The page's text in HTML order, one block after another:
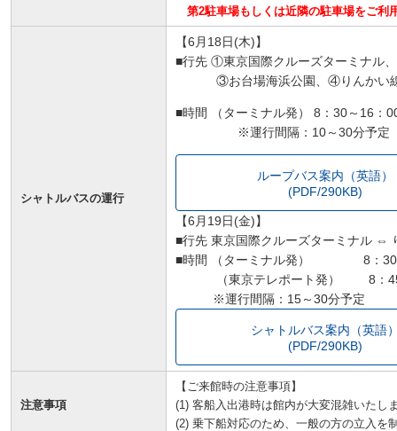
第2駐車場もしくは近隣の駐車場をご利
シャトルバスの運行
【6月18日(木)】
■行先 ①東京国際クルーズターミナル
③お台場海浜公園、④りんかい線
■時間 （ターミナル発） 8：30～16：
※運行間隔：10～30分予定
ループバス案内（英語）
(PDF/290KB)
【6月19日(金)】
■行先 東京国際クルーズターミナル ⇔
■時間 （ターミナル発） 8：30
（東京テレポート発） 8 ：
※運行間隔：15～30分予定
シャトルバス案内（英語
(PDF/290KB)
注意事項
【ご来館時の注意事項】
(1) 客船入出港時は館内が大変混雑いたし
(2) 乗下船対応のため、一般の方の立入を